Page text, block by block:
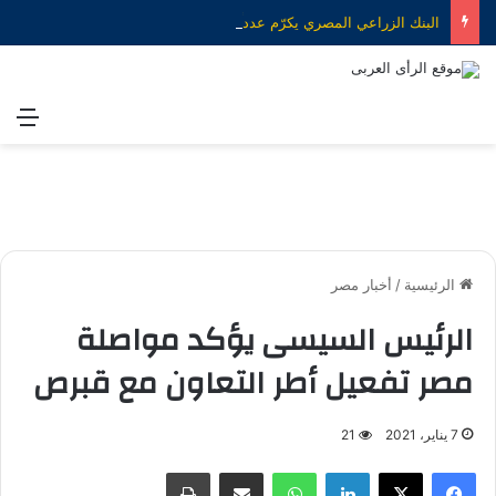
الرئيسية / أخبار مصر
الرئيس السيسى يؤكد مواصلة
مصر تفعيل أطر التعاون مع قبرص
7 يناير، 2021 21
فيسبوك X لينكدإن واتساب مشاركة عبر البريد طباعة